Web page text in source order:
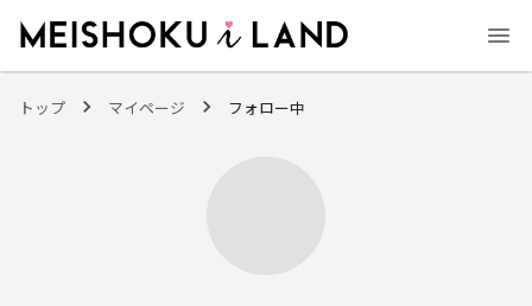
トップ マイページ フォロー中